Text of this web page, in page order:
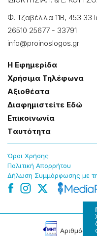
Φ. Τζαβέλλα 11Β, 453 33
26510 25677 - 33791
info@proinoslogos.gr
Η Εφημερίδα
Χρήσɩμα Τηλέφωνα
Αξɩοθέατα
Δɩαφημɩστείτε Εδώ
Επɩκοɩνωνία
Tαυτότητα
Όροɩ Χρήσης
Πολɩτɩκή Απορρήτου
Δήλωση Συμμόρφωσης με
Αρɩθμός